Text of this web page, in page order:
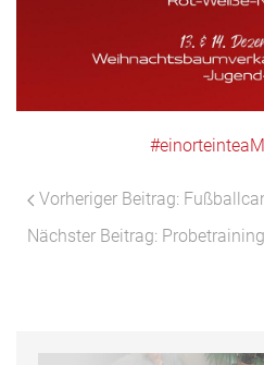
Vorheriger Beitrag:
Nächster Beitrag: